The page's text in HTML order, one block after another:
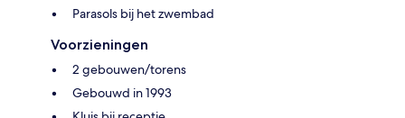
Parasols bij het zwembad
Voorzieningen
2 gebouwen/torens
Gebouwd in 1993